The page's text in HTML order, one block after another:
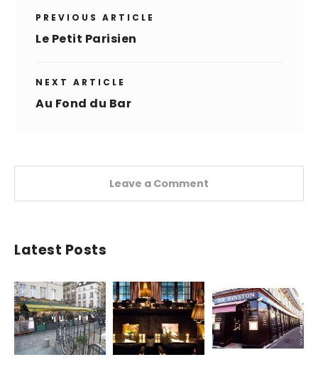
PREVIOUS ARTICLE
Le Petit Parisien
NEXT ARTICLE
Au Fond du Bar
Leave a Comment
Latest Posts